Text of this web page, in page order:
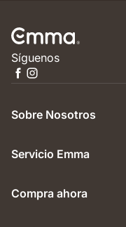
Síguenos
Sobre Nosotros
Servicio Emma
Compra ahora